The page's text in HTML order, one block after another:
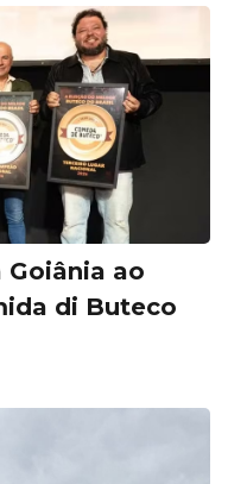
Goiânia ao
di Buteco